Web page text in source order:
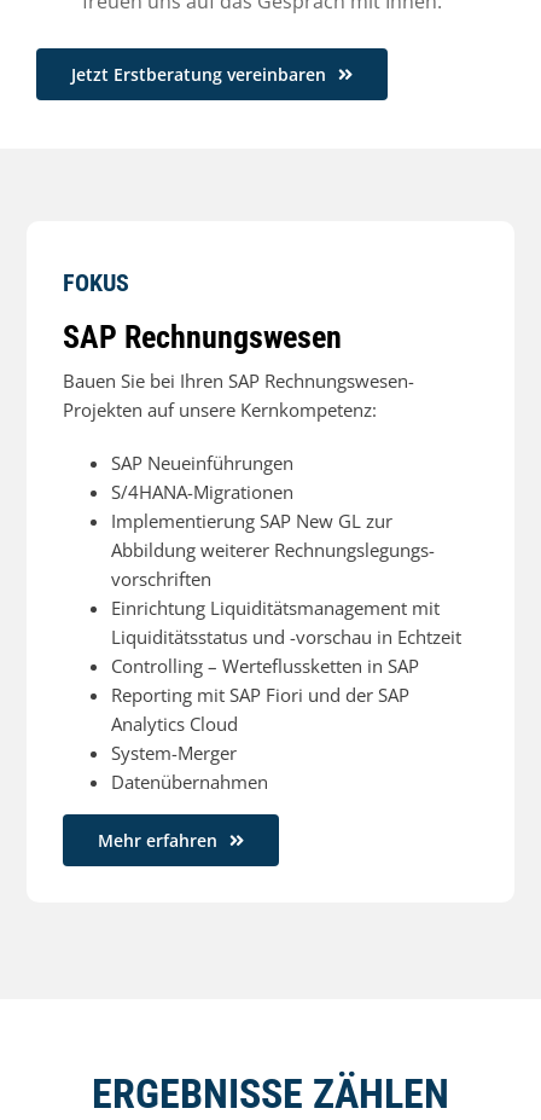
Jetzt Erstberatung vereinbaren
FOKUS
SAP Rechnungswesen
Bauen Sie bei Ihren SAP Rechnungswesen-
Projekten auf unsere Kernkompetenz:
SAP Neueinführungen
S/4HANA-Migrationen
Implementierung SAP New GL zur
Abbildung weiterer Rechnungslegungs­
vorschriften
Einrichtung Liquiditätsmanagement mit
Liquiditätsstatus und -vorschau in Echtzeit
Controlling – Werteflussketten in SAP
Reporting mit SAP Fiori und der SAP
Analytics Cloud
System-Merger
Datenübernahmen
Mehr erfahren
ERGEBNISSE ZÄHLEN